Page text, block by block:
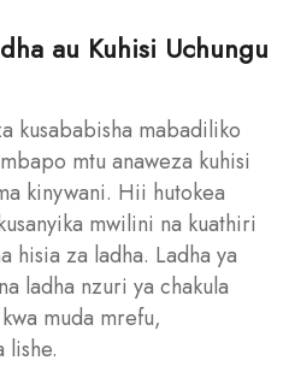
au Kuhisi Uchungu
kusababisha mabadiliko
mtu anaweza kuhisi
kinywani. Hii hutokea
mwilini na kuathiri
hisia za ladha. Ladha ya
ladha nzuri ya chakula
muda mrefu,
lishe.